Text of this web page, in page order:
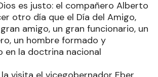
es justo: el compañero Alberto
otro día que el Día del Amigo,
amigo, un gran funcionario, un
un hombre formado y
en la doctrina nacional